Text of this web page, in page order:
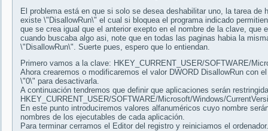
El problema está en que si solo se desea deshabilitar uno, la tarea
existe \"DisallowRun\" el cual si bloquea el programa indicado
que se crea igual que el anterior exepto en el nombre de la clave,
cuando buscaba algo asi, note que en todas las paginas habia la
\"DisallowRun\". Suerte pues, espero que lo entiendan.
Primero vamos a la clave: HKEY_CURRENT_USER/SOFTWARE/
Ahora crearemos o modificaremos el valor DWORD DisallowRun con
\"0\" para desactivarla.
A continuación tendremos que definir que aplicaciones serán
HKEY_CURRENT_USER/SOFTWARE/Microsoft/Windows/
En este punto introduciremos valores alfanuméricos cuyo nombre
nombres de los ejecutables de cada aplicación.
Para terminar cerramos el Editor del registro y reiniciamos el ordenador.